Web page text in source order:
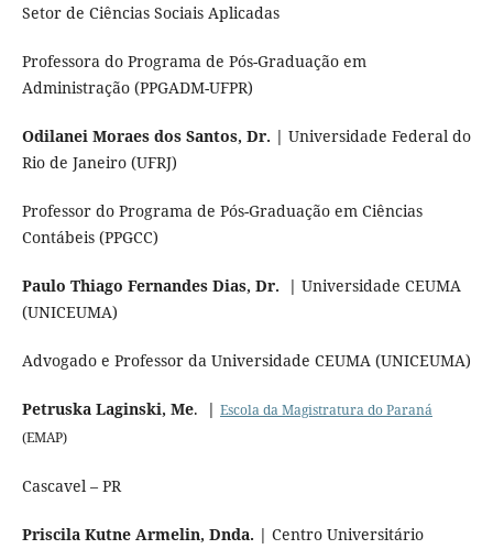
Setor de Ciências Sociais Aplicadas
Professora do Programa de Pós-Graduação em
Administração (PPGADM-UFPR)
Odilanei Moraes dos Santos, Dr. | Universidade Federal do
Rio de Janeiro (UFRJ)
Professor do Programa de Pós-Graduação em Ciências
Contábeis (PPGCC)
Paulo Thiago Fernandes Dias, Dr. | Universidade CEUMA
(UNICEUMA)
Advogado e Professor da Universidade CEUMA (UNICEUMA)
Petruska Laginski, Me. | Escola da Magistratura do Paraná
(EMAP)
Cascavel – PR
Priscila Kutne Armelin, Dnda. | Centro Universitário